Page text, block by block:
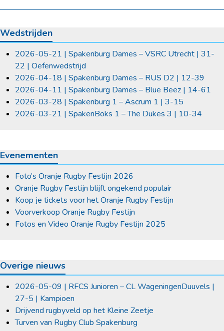
Wedstrijden
2026-05-21 | Spakenburg Dames – VSRC Utrecht | 31-
22 | Oefenwedstrijd
2026-04-18 | Spakenburg Dames – RUS D2 | 12-39
2026-04-11 | Spakenburg Dames – Blue Beez | 14-61
2026-03-28 | Spakenburg 1 – Ascrum 1 | 3-15
2026-03-21 | SpakenBoks 1 – The Dukes 3 | 10-34
Evenementen
Foto’s Oranje Rugby Festijn 2026
Oranje Rugby Festijn blijft ongekend populair
Koop je tickets voor het Oranje Rugby Festijn
Voorverkoop Oranje Rugby Festijn
Fotos en Video Oranje Rugby Festijn 2025
Overige nieuws
2026-05-09 | RFCS Junioren – CL WageningenDuuvels |
27-5 | Kampioen
Drijvend rugbyveld op het Kleine Zeetje
Turven van Rugby Club Spakenburg